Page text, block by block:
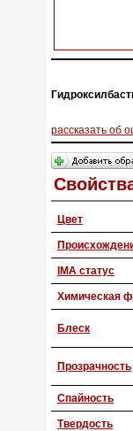
рассказать об
Цвет
IMA статус
Химическая
Блеск
Прозрачность
Спайность
Твердость